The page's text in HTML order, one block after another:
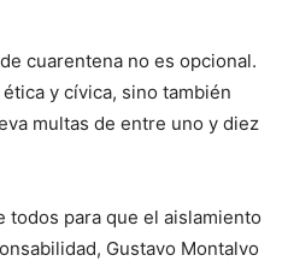
cuarentena no es opcional.
y cívica, sino también
multas de entre uno y diez
todos para que el aislamiento
Gustavo Montalvo